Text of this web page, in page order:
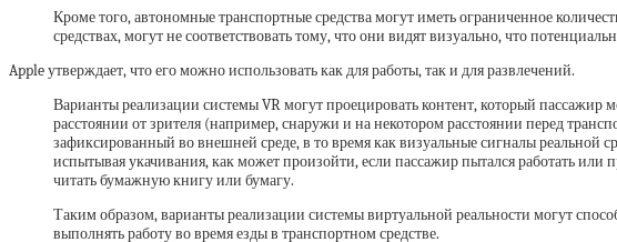
Кроме того, автономные транспортные средства могут иметь ограниченное
средствах, могут не соответствовать тому, что они видят визуально, что
Apple утверждает, что его можно использовать как для работы, так и для развлечений.
Варианты реализации системы VR могут проецировать контент, который
расстоянии от зрителя (например, снаружи и на некотором расстоянии перед
зафиксированный во внешней среде, в то время как визуальные сигналы реальной
испытывая укачивания, как может произойти, если пассажир пытался работать или
читать бумажную книгу или бумагу.
Таким образом, варианты реализации системы виртуальной реальности могут
выполнять работу во время езды в транспортном средстве.